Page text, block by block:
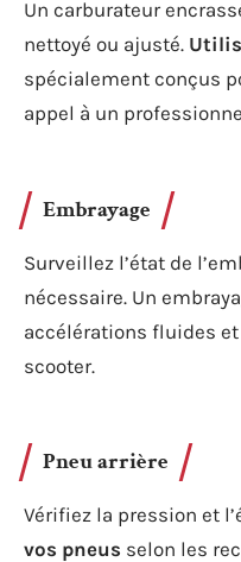
Un carburateur
nettoyé ou ajusté.
spécialement conçus
appel à un
Embrayage
Surveillez l’état de
nécessaire. Un
accélérations fluides
scooter.
Pneu arrière
Vérifiez la pression et
vos pneus selon les